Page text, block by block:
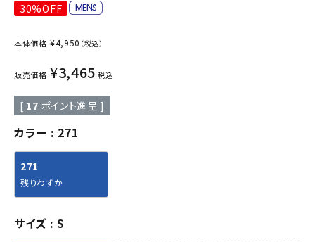
30%OFF
本体価格 ¥4,950 （税込）
販売価格 ¥3,465 税込
[ 17 ポイント進呈 ]
カラー 271
271
残りわずか
サイズ S